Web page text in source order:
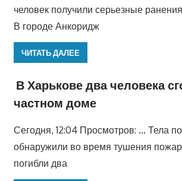
человек получили серьезные
В городе Анкоридж
ЧИТАТЬ ДАЛЕЕ
В Харькове два человека
частном доме
Сегодня, 12:04 Просмотров: … Тела
обнаружили во время тушения
погибли два